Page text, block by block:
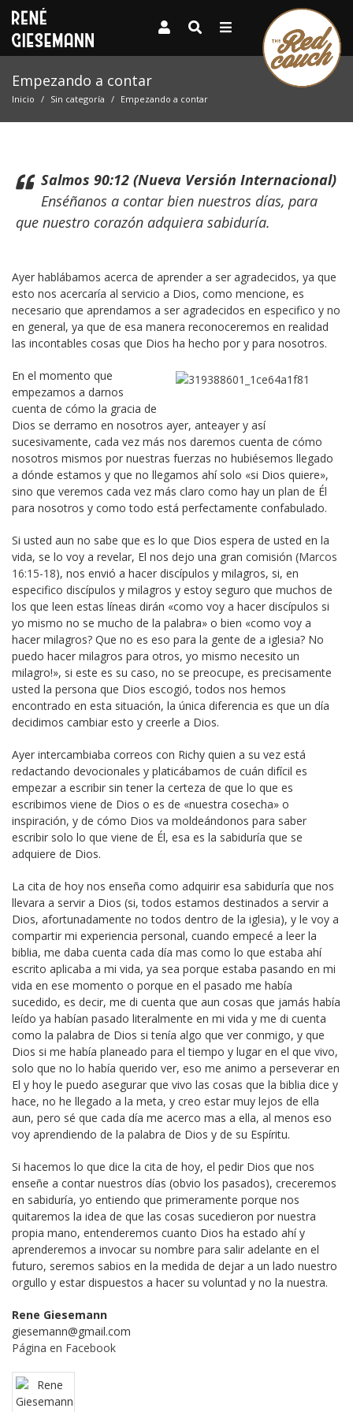
Empezando a contar
Inicio Sin categoría Empezando a contar
Salmos 90:12 (Nueva Versión Internacional)
Enséñanos a contar bien nuestros días, para
que nuestro corazón adquiera sabiduría.
Ayer hablábamos acerca de aprender a ser agradecidos, ya que
esto nos acercaría al servicio a Dios, como mencione, es
necesario que aprendamos a ser agradecidos en especifico y no
en general, ya que de esa manera reconoceremos en realidad
las incontables cosas que Dios ha hecho por y para nosotros.
En el momento que
empezamos a darnos
cuenta de cómo la gracia de
Dios se derramo en nosotros ayer, anteayer y así
sucesivamente, cada vez más nos daremos cuenta de cómo
nosotros mismos por nuestras fuerzas no hubiésemos llegado
a dónde estamos y que no llegamos ahí solo «si Dios quiere»,
sino que veremos cada vez más claro como hay un plan de Él
para nosotros y como todo está perfectamente confabulado.
Si usted aun no sabe que es lo que Dios espera de usted en la
vida, se lo voy a revelar, El nos dejo una gran comisión (Marcos
16:15-18), nos envió a hacer discípulos y milagros, si, en
especifico discípulos y milagros y estoy seguro que muchos de
los que leen estas líneas dirán «como voy a hacer discípulos si
yo mismo no se mucho de la palabra» o bien «como voy a
hacer milagros? Que no es eso para la gente de a iglesia? No
puedo hacer milagros para otros, yo mismo necesito un
milagro!», si este es su caso, no se preocupe, es precisamente
usted la persona que Dios escogió, todos nos hemos
encontrado en esta situación, la única diferencia es que un día
decidimos cambiar esto y creerle a Dios.
Ayer intercambiaba correos con Richy quien a su vez está
redactando devocionales y platicábamos de cuán difícil es
empezar a escribir sin tener la certeza de que lo que es
escribimos viene de Dios o es de «nuestra cosecha» o
inspiración, y de cómo Dios va moldeándonos para saber
escribir solo lo que viene de Él, esa es la sabiduría que se
adquiere de Dios.
La cita de hoy nos enseña como adquirir esa sabiduría que nos
llevara a servir a Dios (si, todos estamos destinados a servir a
Dios, afortunadamente no todos dentro de la iglesia), y le voy a
compartir mi experiencia personal, cuando empecé a leer la
biblia, me daba cuenta cada día mas como lo que estaba ahí
escrito aplicaba a mi vida, ya sea porque estaba pasando en mi
vida en ese momento o porque en el pasado me había
sucedido, es decir, me di cuenta que aun cosas que jamás había
leído ya habían pasado literalmente en mi vida y me di cuenta
como la palabra de Dios si tenía algo que ver conmigo, y que
Dios si me había planeado para el tiempo y lugar en el que vivo,
solo que no lo había querido ver, eso me animo a perseverar en
El y hoy le puedo asegurar que vivo las cosas que la biblia dice y
hace, no he llegado a la meta, y creo estar muy lejos de ella
aun, pero sé que cada día me acerco mas a ella, al menos eso
voy aprendiendo de la palabra de Dios y de su Espíritu.
Si hacemos lo que dice la cita de hoy, el pedir Dios que nos
enseñe a contar nuestros días (obvio los pasados), creceremos
en sabiduría, yo entiendo que primeramente porque nos
quitaremos la idea de que las cosas sucedieron por nuestra
propia mano, entenderemos cuanto Dios ha estado ahí y
aprenderemos a invocar su nombre para salir adelante en el
futuro, seremos sabios en la medida de dejar a un lado nuestro
orgullo y estar dispuestos a hacer su voluntad y no la nuestra.
Rene Giesemann
giesemann@gmail.com
Página en Facebook